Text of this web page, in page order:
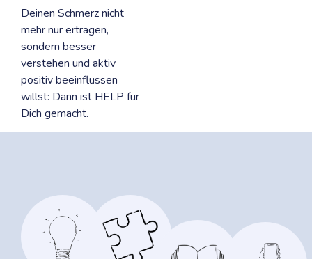
Deinen Schmerz nicht
mehr nur ertragen,
sondern besser
verstehen und aktiv
positiv beeinflussen
willst: Dann ist HELP für
Dich gemacht.